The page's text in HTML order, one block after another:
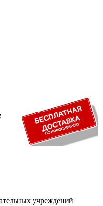
учреждений